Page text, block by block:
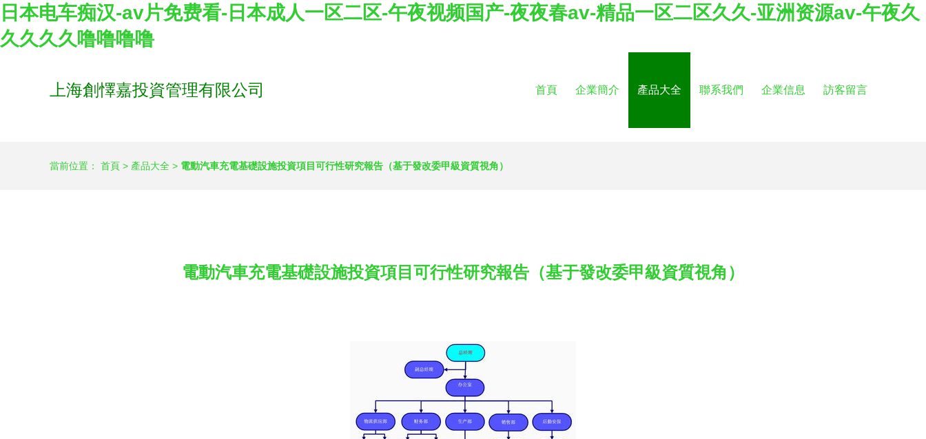
日本电车痴汉-av片免费看-日本成人一区二区-午夜视频国产-夜夜春av-精品一区二区久久-亚洲资源av-午夜久
久久久久噜噜噜噜
上海創懌嘉投資管理有限公司 首頁 企業簡介 產品大全 聯系我們 企業信息 訪客留言
當前位置： 首頁 > 產品大全 > 電動汽車充電基礎設施投資項目可行性研究報告（基于發改委甲級資質視角）
電動汽車充電基礎設施投資項目可行性研究報告（基于發改委甲級資質視角）